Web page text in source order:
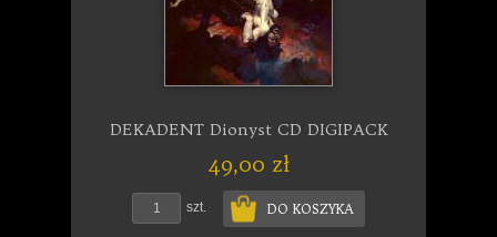
DEKADENT Dionyst CD DIGIPACK
49,00 zł
szt. DO KOSZYKA